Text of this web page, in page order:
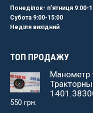
Понеділок- пʼятниця 9:00-
Субота 9:00-15:00
Неділя вихідний
ТОП ПРОДАЖУ
Манометр
550 грн.